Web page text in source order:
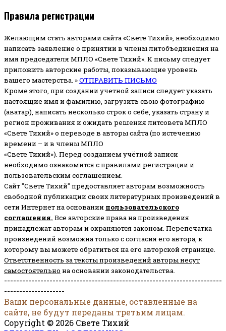
Правила регистрации
Желающим стать авторами сайта «Свете Тихий», необходимо
написать заявление о принятии в члены литобъединения на
имя председателя МПЛО «Свете Тихий». К письму следует
приложить авторские работы, показывающие уровень
вашего мастерства. »ОТПРАВИТЬ ПИСЬМО
Кроме этого, при создании учетной записи следует указать
настоящие имя и фамилию, загрузить свою фотографию
(аватар), написать несколько строк о себе, указать страну и
регион проживания и ожидать решения литсовета МПЛО
«Свете Тихий» о переводе в авторы сайта (по истечению
времени – и в члены МПЛО
«Свете Тихий»). Перед созданием учётной записи
необходимо ознакомится с правилами регистрации и
пользовательским соглашением.
Сайт "Свете Тихий" предоставляет авторам возможность
свободной публикации своих литературных произведений в
сети Интернет на основании пользовательского
соглашения. Все авторские права на произведения
принадлежат авторам и охраняются законом. Перепечатка
произведений возможна только с согласия его автора, к
которому вы можете обратиться на его авторской странице.
Ответственность за тексты произведений авторы несут
самостоятельно на основании законодательства.
------------------------------------------------------------------------
--------------------
Ваши персональные данные, оставленные на
сайте, не будут переданы третьим лицам.
Copyright © 2026 Свете Тихий